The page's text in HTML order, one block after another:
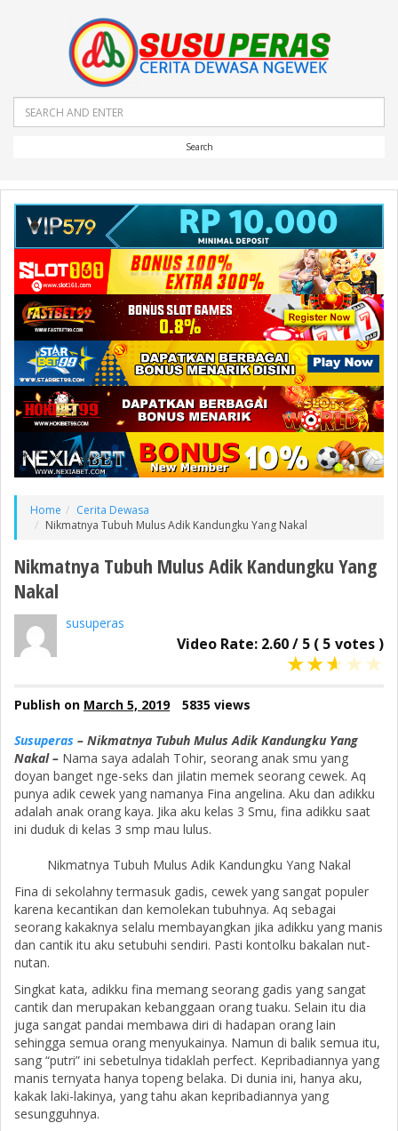
Search
Home
Cerita Dewasa
Nikmatnya Tubuh Mulus Adik Kandungku Yang Nakal
Nikmatnya Tubuh Mulus Adik Kandungku Yang
Nakal
susuperas
Video Rate: 2.60/ 5 ( 5 votes )
★★★★★
Publish on March 5, 2019 5835 views
Susuperas – Nikmatnya Tubuh Mulus Adik Kandungku Yang
Nakal – Nama saya adalah Tohir, seorang anak smu yang
doyan banget nge-seks dan jilatin memek seorang cewek. Aq
punya adik cewek yang namanya Fina angelina. Aku dan adikku
adalah anak orang kaya. Jika aku kelas 3 Smu, fina adikku saat
ini duduk di kelas 3 smp mau lulus.
Nikmatnya Tubuh Mulus Adik Kandungku Yang Nakal
Fina di sekolahny termasuk gadis, cewek yang sangat populer
karena kecantikan dan kemolekan tubuhnya. Aq sebagai
seorang kakaknya selalu membayangkan jika adikku yang manis
dan cantik itu aku setubuhi sendiri. Pasti kontolku bakalan nut-
nutan.
Singkat kata, adikku fina memang seorang gadis yang sangat
cantik dan merupakan kebanggaan orang tuaku. Selain itu dia
juga sangat pandai membawa diri di hadapan orang lain
sehingga semua orang menyukainya. Namun di balik semua itu,
sang “putri” ini sebetulnya tidaklah perfect. Kepribadiannya yang
manis ternyata hanya topeng belaka. Di dunia ini, hanya aku,
kakak laki-lakinya, yang tahu akan kepribadiannya yang
sesungguhnya.